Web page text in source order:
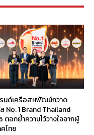
นด์เครือสหพัฒน์กวาด
No. 1 Brand Thailand
ตอกย้ำความไว้วางใจจากผู้
ไทย